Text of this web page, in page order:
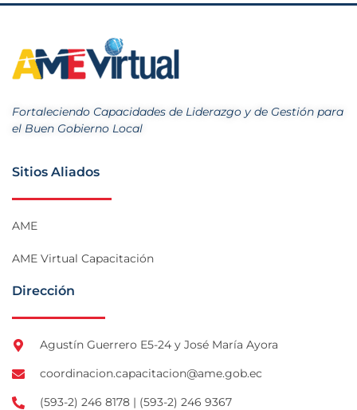
Fortaleciendo Capacidades de Liderazgo y de Gestión para
el Buen Gobierno Local
Sitios Aliados
AME
AME Virtual Capacitación
Dirección
Agustín Guerrero E5-24 y José María Ayora
coordinacion.capacitacion@ame.gob.ec
(593-2) 246 8178 | (593-2) 246 9367